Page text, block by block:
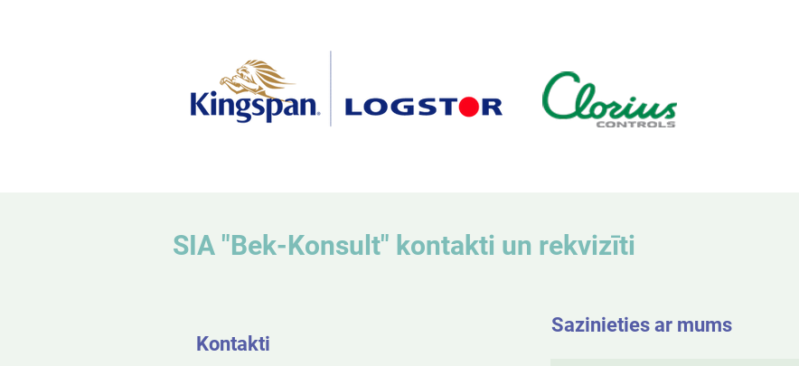
SIA "Bek-Konsult" kontakti un rekvizīti
Sazinieties ar mums
Kontakti